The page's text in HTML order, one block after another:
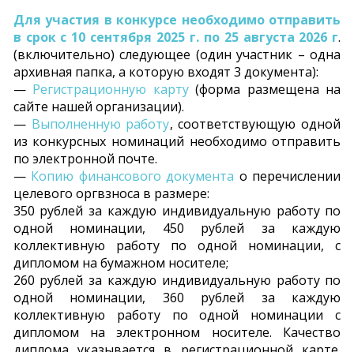
Для участия в конкурсе необходимо отправить
в срок с 10 сентября 2025 г. по 25 августа 2026 г.
(включительно) следующее (один участник – одна
архивная папка, а которую входят 3 документа):
— Регистрационную карту(форма размещена на
сайте нашей организации).
— Выполненную работу, соответствующую одной
из конкурсных номинаций необходимо отправить
по электронной почте.
— Копию финансового документа о перечислении
целевого оргвзноса в размере:
350 рублей за каждую индивидуальную работу по
одной номинации, 450 рублей за каждую
коллективную работу по одной номинации, с
дипломом на бумажном носителе;
260 рублей за каждую индивидуальную работу по
одной номинации, 360 рублей за каждую
коллективную работу по одной номинации с
дипломом на электронном носителе. Качество